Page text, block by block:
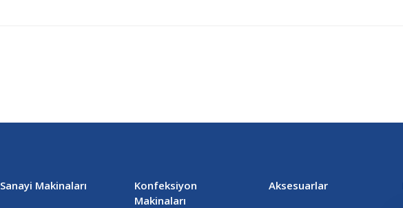
Sanayi Makinaları
Konfeksiyon
Makinaları
Aksesuarlar